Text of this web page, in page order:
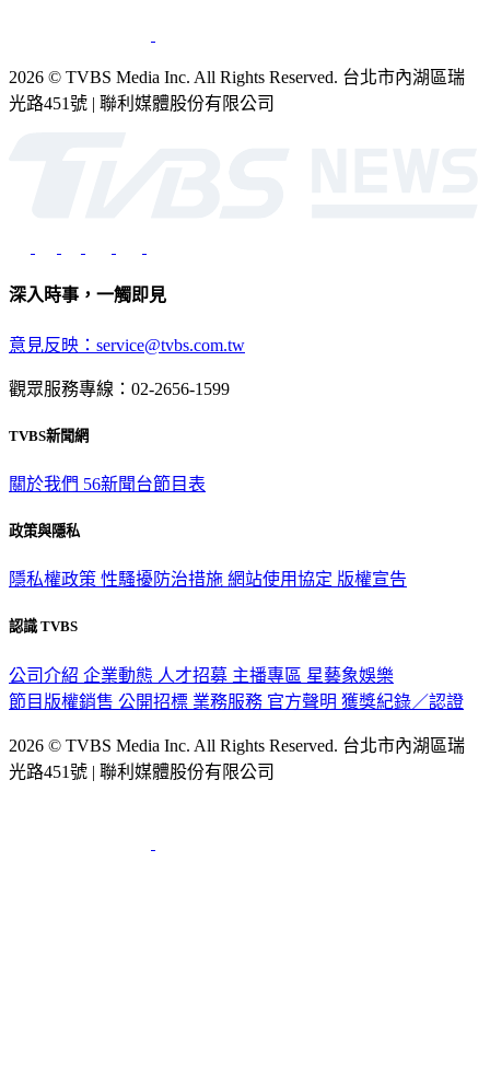
2026 © TVBS Media Inc. All Rights Reserved. 台北市內湖區瑞
光路451號 | 聯利媒體股份有限公司
深入時事，一觸即見
意見反映：service@tvbs.com.tw
觀眾服務專線：02-2656-1599
TVBS新聞網
關於我們 56新聞台節目表
政策與隱私
隱私權政策 性騷擾防治措施 網站使用協定 版權宣告
認識 TVBS
公司介紹 企業動態 人才招募 主播專區 星藝象娛樂
節目版權銷售 公開招標 業務服務 官方聲明 獲獎紀錄／認證
2026 © TVBS Media Inc. All Rights Reserved. 台北市內湖區瑞
光路451號 | 聯利媒體股份有限公司